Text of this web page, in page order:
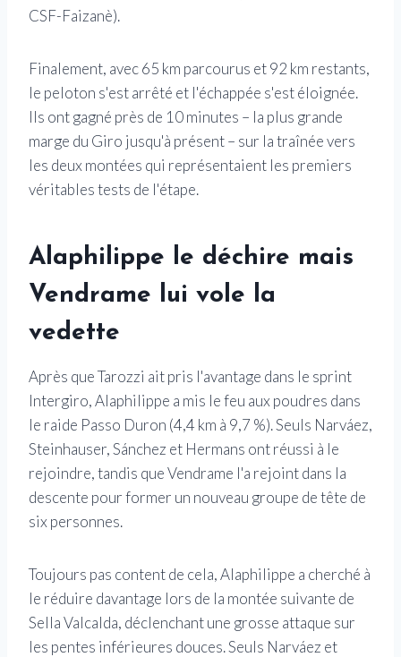
CSF-Faizanè).
Finalement, avec 65 km parcourus et 92 km restants,
le peloton s'est arrêté et l'échappée s'est éloignée.
Ils ont gagné près de 10 minutes – la plus grande
marge du Giro jusqu'à présent – sur la traînée vers
les deux montées qui représentaient les premiers
véritables tests de l'étape.
Alaphilippe le déchire mais
Vendrame lui vole la
vedette
Après que Tarozzi ait pris l'avantage dans le sprint
Intergiro, Alaphilippe a mis le feu aux poudres dans
le raide Passo Duron (4,4 km à 9,7 %). Seuls Narváez,
Steinhauser, Sánchez et Hermans ont réussi à le
rejoindre, tandis que Vendrame l'a rejoint dans la
descente pour former un nouveau groupe de tête de
six personnes.
Toujours pas content de cela, Alaphilippe a cherché à
le réduire davantage lors de la montée suivante de
Sella Valcalda, déclenchant une grosse attaque sur
les pentes inférieures douces. Seuls Narváez et